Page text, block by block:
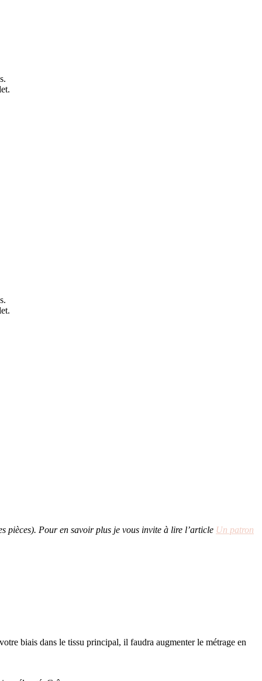
pièces). Pour en savoir plus je vous invite à lire l’article Un patron
biais dans le tissu principal, il faudra augmenter le métrage en